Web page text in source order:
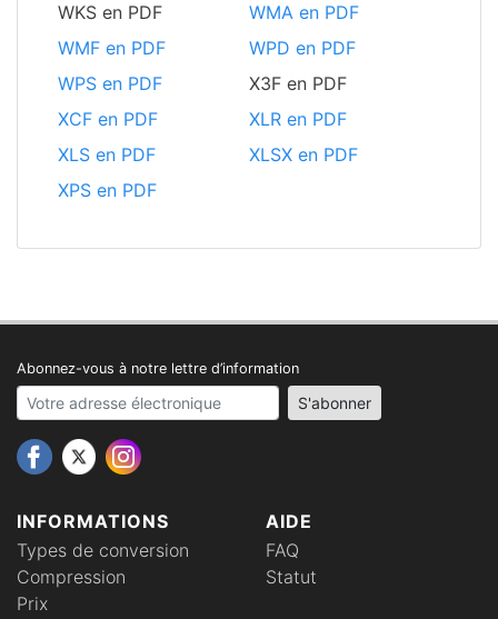
WKS en PDF
WMA en PDF
WMF en PDF
WPD en PDF
WPS en PDF
X3F en PDF
XCF en PDF
XLR en PDF
XLS en PDF
XLSX en PDF
XPS en PDF
INFORMATIONS
Types de conversion
Compression
Prix
AIDE
FAQ
Statut
Abonnez-vous à notre lettre d’information
Your email address S'abonner